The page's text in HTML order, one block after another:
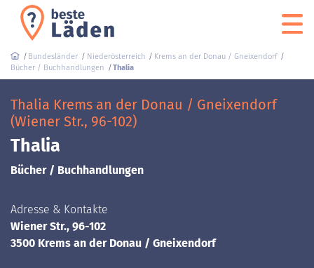
Bundesländer Niederösterreich
Krems an der Donau / Gneixendorf
Bücher / Buchhandlungen
Thalia
Thalia Krems an der Donau / Gneixendorf
(Wiener Str., 96-102)
Thalia
Bücher / Buchhandlungen
Adresse & Kontakte
Wiener Str., 96-102
3500 Krems an der Donau / Gneixendorf